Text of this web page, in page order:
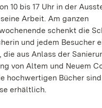
10 bis 17 Uhr in der
Arbeit. Am ganzen
schenkt die
und jedem Besucher
die aus Anlass der
von Altem und Neuem
hochwertigen Bücher
erhältlich.